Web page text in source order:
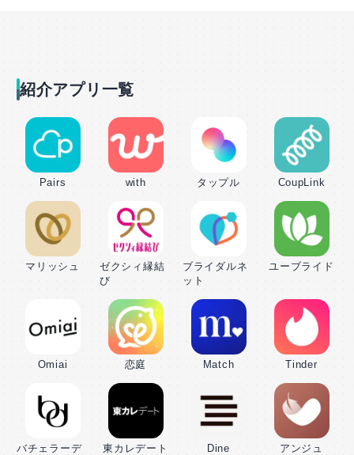
紹介アプリ一覧
Pairs with タップル CoupLink
マリッシュ
ゼクシィ縁結
び
ブライダルネ
ット
ユーブライド
Omiai 恋庭 Match Tinder
バチェラーデ
東カレデート Dine アンジュ